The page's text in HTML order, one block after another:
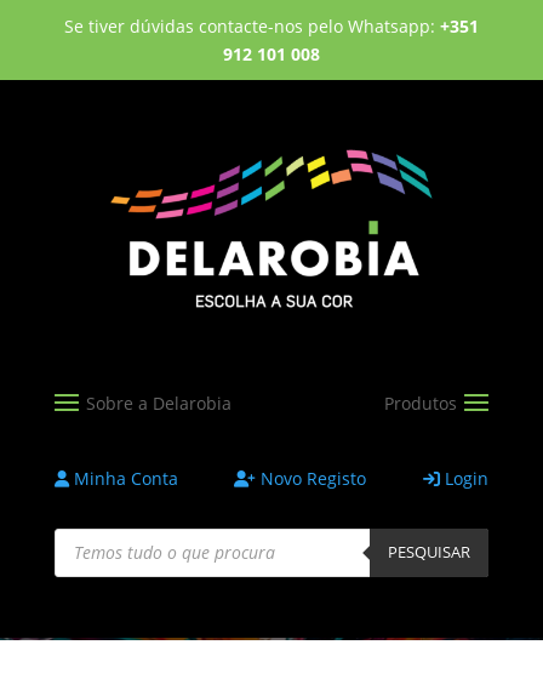
Se tiver dúvidas contacte-nos pelo Whatsapp: +351
912 101 008
Minha Conta Novo Registo Login
Products
search PESQUISAR